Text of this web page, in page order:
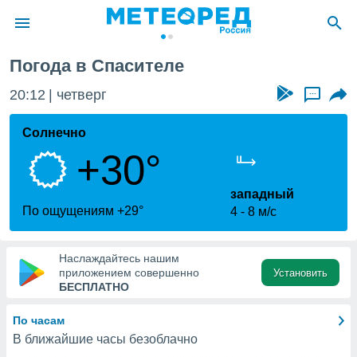
о
Вы можете
к этому
доступ
Погода в Спасителе
20:12 четверг ...
Солнечно
+30°
По ощущениям +29°
западный
4
8 м/с
Наслаждайтесь нашим
приложением совершенно
БЕСПЛАТНО
Установить
По часам
В ближайшие часы безоблачно